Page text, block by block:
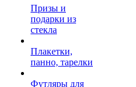
Призы и
подарки из
стекла
Плакетки,
панно, тарелки
Футляры для